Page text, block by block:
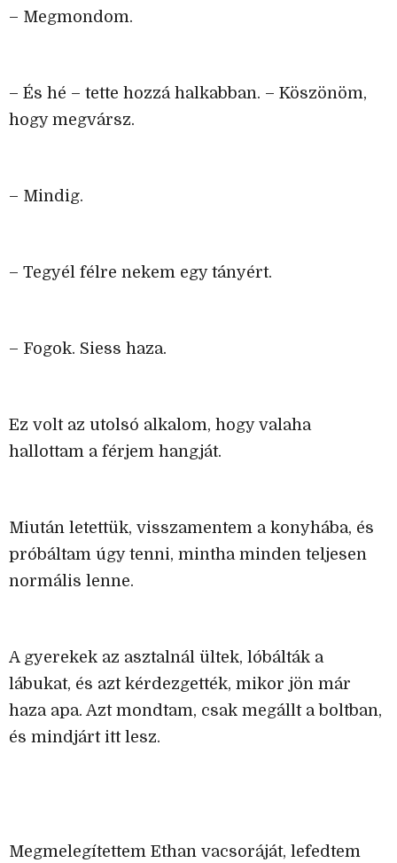
– Megmondom.
– És hé – tette hozzá halkabban. – Köszönöm,
hogy megvársz.
– Mindig.
– Tegyél félre nekem egy tányért.
– Fogok. Siess haza.
Ez volt az utolsó alkalom, hogy valaha
hallottam a férjem hangját.
Miután letettük, visszamentem a konyhába, és
próbáltam úgy tenni, mintha minden teljesen
normális lenne.
A gyerekek az asztalnál ültek, lóbálták a
lábukat, és azt kérdezgették, mikor jön már
haza apa. Azt mondtam, csak megállt a boltban,
és mindjárt itt lesz.
Megmelegítettem Ethan vacsoráját, lefedtem